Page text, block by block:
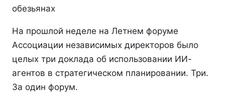
обезьянах
На прошлой неделе на Летнем форуме
Ассоциации независимых директоров было
целых три доклада об использовании ИИ-
агентов в стратегическом планировании. Три.
За один форум.